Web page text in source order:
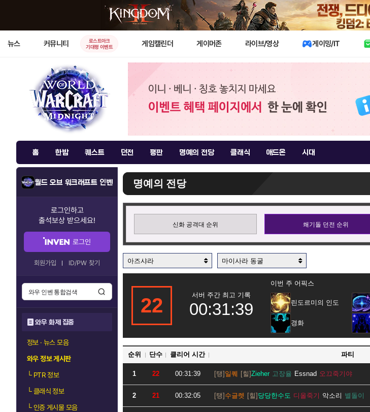
뉴스 커뮤니티
로스트아크
기대평 이벤트
게임캘린더 게이머존 라이브/영상 게이밍/IT
홈 한밤 퀘스트 던전 평판 명예의 전당 클래식 애드온 시대
월드 오브 워크래프트 인벤
로그인하고
출석보상 받으세요!
로그인
회원가입 ID/PW 찾기
와우 화제 집중
정보 · 뉴스 모음
와우 정보 게시판
└PTR 정보
└클래식 정보
└인증 게시물 모음
명예의 전당
신화 공격대 순위 쐐기돌 던전 순위
아즈샤라 마이사라 동굴
22 서버 주간 최고 기록
00:31:39
이번 주 어픽스
린도르미의 인도
경화
순위 단수 클리어 시간 파티
1 22 00:31:39 일퀘 Zieher 고장율 Essnad 오끄죽기야
2 21 00:32:05 수글렛 당당한수도 디올죽기 악소리 별돌이